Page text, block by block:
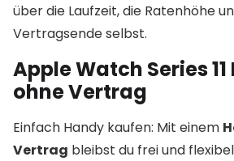
über die Laufzeit, die Ratenhöhe
Vertragsende selbst.
Apple Watch Series
ohne Vertrag
Einfach Handy kaufen: Mit einem
Vertrag bleibst du frei und